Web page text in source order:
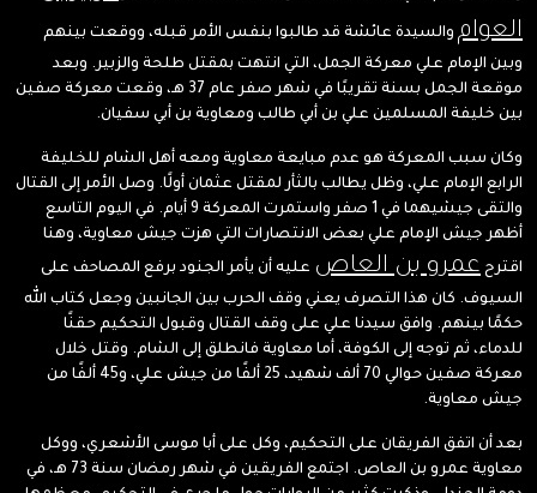
العوام والسيدة عائشة قد طالبوا بنفس الأمر قبله، ووقعت بينهم
وبين الإمام علي معركة الجمل، التي انتهت بمقتل طلحة والزبير. وبعد
موقعة الجمل بسنة تقريبًا في شهر صفر عام 37 هـ، وقعت معركة صفين
بين خليفة المسلمين علي بن أبي طالب ومعاوية بن أبي سفيان.
وكان سبب المعركة هو عدم مبايعة معاوية ومعه أهل الشام للخليفة
الرابع الإمام علي، وظل يطالب بالثأر لمقتل عثمان أولًا. وصل الأمر إلى القتال
والتقى جيشيهما في 1 صفر واستمرت المعركة 9 أيام. في اليوم التاسع
أظهر جيش الإمام علي بعض الانتصارات التي هزت جيش معاوية، وهنا
اقترح عمرو بن العاص عليه أن يأمر الجنود برفع المصاحف على
السيوف. كان هذا التصرف يعني وقف الحرب بين الجانبين وجعل كتاب الله
حكمًا بينهم. وافق سيدنا علي على وقف القتال وقبول التحكيم حقنًا
للدماء، ثم توجه إلى الكوفة، أما معاوية فانطلق إلى الشام. وقتل خلال
معركة صفين حوالي 70 ألف شهيد، 25 ألفًا من جيش علي، و45 ألفًا من
جيش معاوية.
بعد أن اتفق الفريقان على التحكيم، وكل على أبا موسى الأشعري، ووكل
معاوية عمرو بن العاص. اجتمع الفريقين في شهر رمضان سنة 73 هـ، في